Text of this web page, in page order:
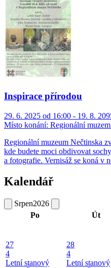
Inspirace přírodou
29. 6. 2025 od 16:00 - 19. 8.
Místo konání: Regionální
Regionální muzeum Nečtinska
kde budete moci obdivovat
a fotografie. Vernisáž se koná v
Kalendář
Srpen2026
Po
Út
27
4
Letní stanový
28
4
Letní stanový